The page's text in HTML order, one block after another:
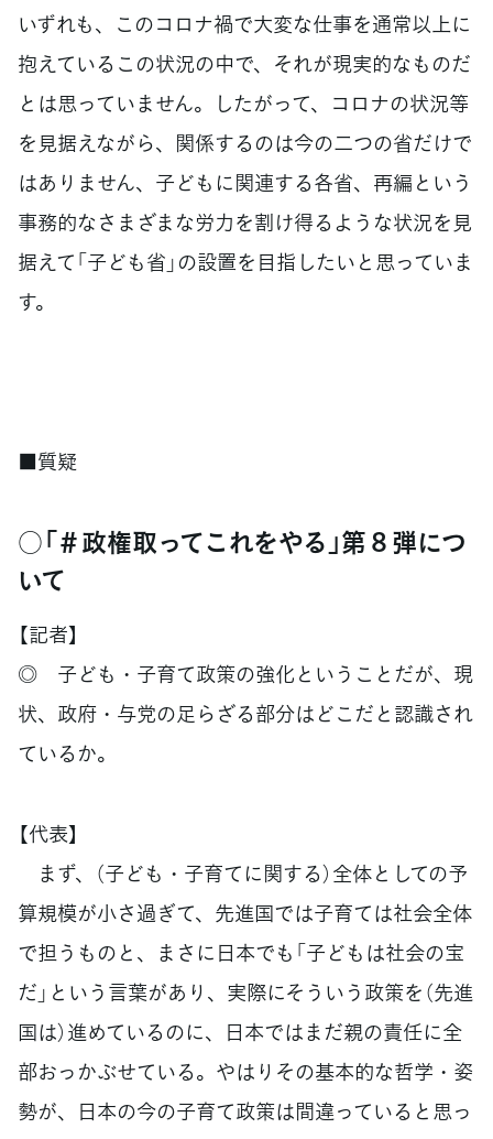
いずれも、このコロナ禍で大変な仕事を通常以上に
抱えているこの状況の中で、それが現実的なものだ
とは思っていません。したがって、コロナの状況等
を見据えながら、関係するのは今の二つの省だけで
はありません、子どもに関連する各省、再編という
事務的なさまざまな労力を割け得るような状況を見
据えて「子ども省」の設置を目指したいと思っていま
す。
■質疑
○「＃政権取ってこれをやる」第８弾につ
いて
【記者】
◎ 子ども・子育て政策の強化ということだが、現
状、政府・与党の足らざる部分はどこだと認識され
ているか。
【代表】
まず、（子ども・子育てに関する）全体としての予
算規模が小さ過ぎて、先進国では子育ては社会全体
で担うものと、まさに日本でも「子どもは社会の宝
だ」という言葉があり、実際にそういう政策を（先進
国は）進めているのに、日本ではまだ親の責任に全
部おっかぶせている。やはりその基本的な哲学・姿
勢が、日本の今の子育て政策は間違っていると思っ